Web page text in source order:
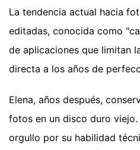
La tendencia actual hacia
editadas, conocida como
de aplicaciones que limitan
directa a los años de
Elena, años después,
fotos en un disco duro
orgullo por su habilidad